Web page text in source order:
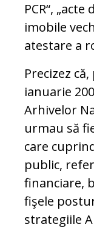
PCR“,
imobile
atestare a
Precizez
ianuarie
Arhivelor
urmau să
care
public,
financiare,
fişele
strategiile